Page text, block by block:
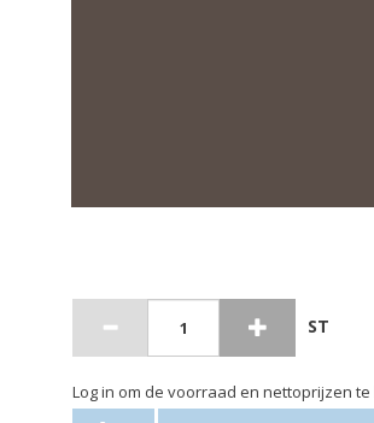
ST
Log in om de voorraad en nettoprijzen